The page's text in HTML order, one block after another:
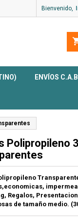
Bienvenido,
ENVÍOS
Polipropileno
Regalos,
de tamaño medio.